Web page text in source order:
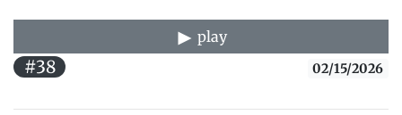
play
#38 02/15/2026